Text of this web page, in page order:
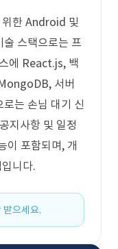
위한 Android 및
술 스택으로는 프
에 React.js, 백
서버
는 손님 대기 신
지사항 및 일정
이 포함되며, 개
니다.
받으세요.